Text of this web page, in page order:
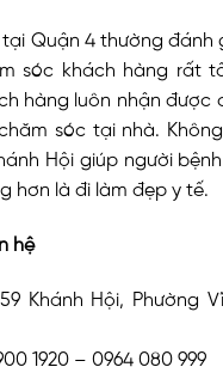
Quận 4 thường đánh
sóc khách hàng rất
hàng luôn nhận được
sóc tại nhà.
Hội giúp người
hơn là đi làm đẹp y tế.
hệ
Khánh Hội, Phường
1920 – 0964 080 999